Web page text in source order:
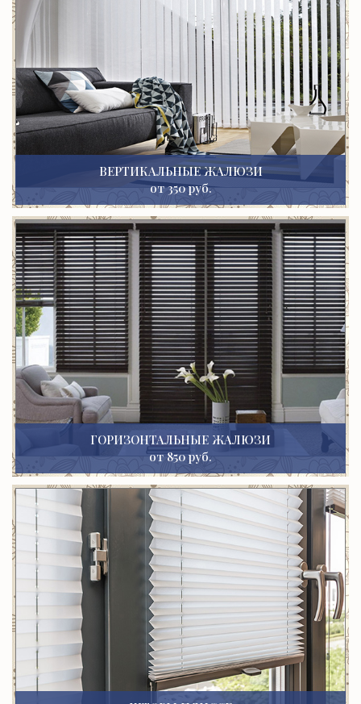
ВЕРТИКАЛЬНЫЕ ЖАЛЮЗИ
от 350 руб.
ГОРИЗОНТАЛЬНЫЕ ЖАЛЮЗИ
от 850 руб.